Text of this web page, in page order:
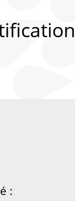
: